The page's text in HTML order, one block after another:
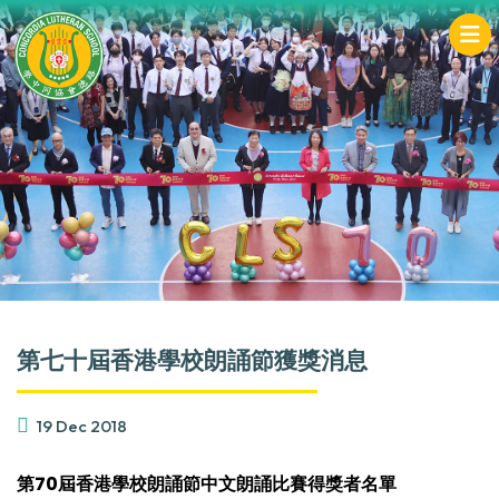
第七十屆香港學校朗誦節獲獎消息
19 Dec 2018
第70屆香港學校朗誦節中文朗誦比賽得獎者名單